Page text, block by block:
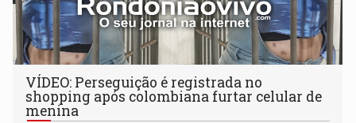
VÍDEO: Perseguição é registrada no
shopping após colombiana furtar celular de
menina